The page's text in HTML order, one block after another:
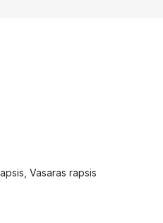
Vasaras rapsis